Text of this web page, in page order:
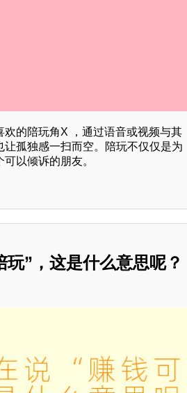
的陪玩角X ，通过语音或视频与其
孤独感一扫而空。陪玩不仅仅是为
以倾诉的朋友。
”，这是什么意思呢？